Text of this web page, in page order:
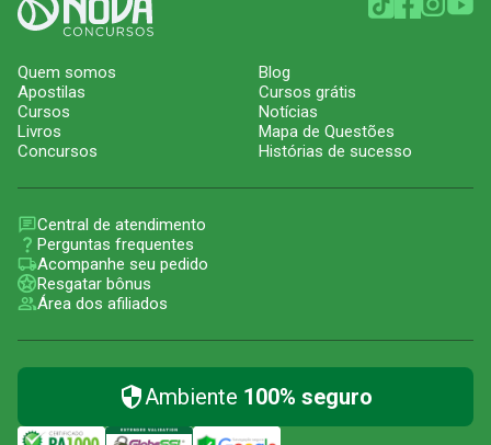
Quem somos
Apostilas
Cursos
Livros
Concursos
Blog
Cursos grátis
Notícias
Mapa de Questões
Histórias de sucesso
Central de atendimento
Perguntas frequentes
Acompanhe seu pedido
Resgatar bônus
Área dos afiliados
Ambiente 100% seguro